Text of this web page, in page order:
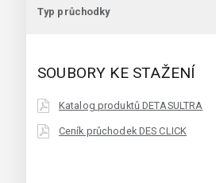
Typ průchodky
SOUBORY KE STAŽENÍ
Katalog produktů DETASULTRA
Ceník průchodek DES CLICK